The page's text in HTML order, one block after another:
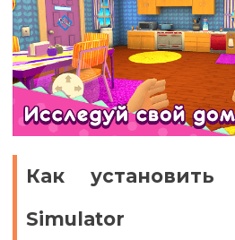
Как
Simulator